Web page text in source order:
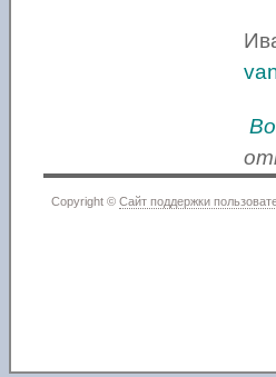
Copyright © Сайт поддержки